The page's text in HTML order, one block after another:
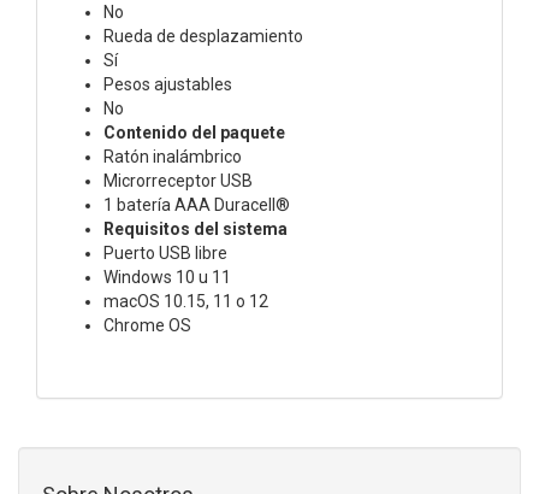
No
Rueda de desplazamiento
Sí
Pesos ajustables
No
Contenido del paquete
Ratón inalámbrico
Microrreceptor USB
1 batería AAA Duracell®
Requisitos del sistema
Puerto USB libre
Windows 10 u 11
macOS 10.15, 11 o 12
Chrome OS